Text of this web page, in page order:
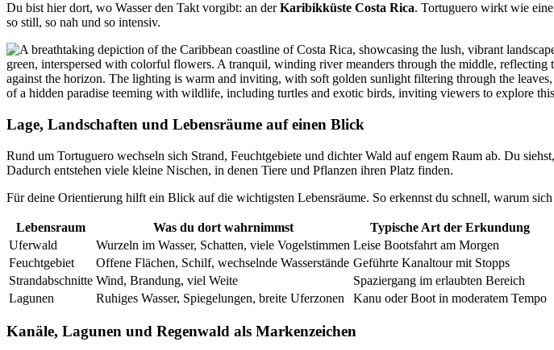
Du bist hier dort, wo Wasser den Takt vorgibt: an derKaribikküste Costa Rica. Tortuguero wirkt wie
so still, so nah und so intensiv.
Lage, Landschaften und Lebensräume auf einen Blick
Rund um Tortuguero wechseln sich Strand, Feuchtgebiete und dichter Wald auf engem Raum ab. Du
Dadurch entstehen viele kleine Nischen, in denen Tiere und Pflanzen ihren Platz finden.
Für deine Orientierung hilft ein Blick auf die wichtigsten Lebensräume. So erkennst du schnell, warum
Lebensraum Was du dort wahrnimmst
Typische Art der Erkundung
Uferwald
Wurzeln im Wasser, Schatten, viele Vogelstimmen Leise Bootsfahrt am Morgen
Feuchtgebiet
Offene Flächen, Schilf, wechselnde Wasserstände Geführte Kanaltour mit Stopps
Strandabschnitte Wind, Brandung, viel Weite
Spaziergang im erlaubten Bereich
Lagunen
Ruhiges Wasser, Spiegelungen, breite Uferzonen Kanu oder Boot in moderatem Tempo
Kanäle, Lagunen und Regenwald als Markenzeichen